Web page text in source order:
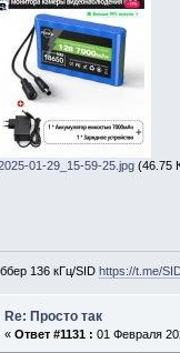
01-29_15-59-25.jpg(46.75
136 кГц/SID https://t.me/
Re: Просто так
« Ответ #1131 : 01 Февраля